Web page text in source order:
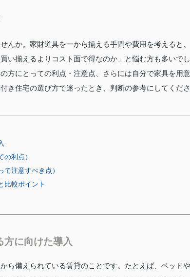
んか。家財道具を一から揃える手間や費用を考えると、
い揃えるよりコスト面で得なのか」と悩む方も多いでし
方にとっての利点・注意点、さらには自分で家具を用意
き住宅の選び方で迷ったとき、判断の参考にしてくださ
利点）
注意すべき点）
比較ポイント
方に向けた導入
ら備えられている賃貸のことです。たとえば、ベッドや